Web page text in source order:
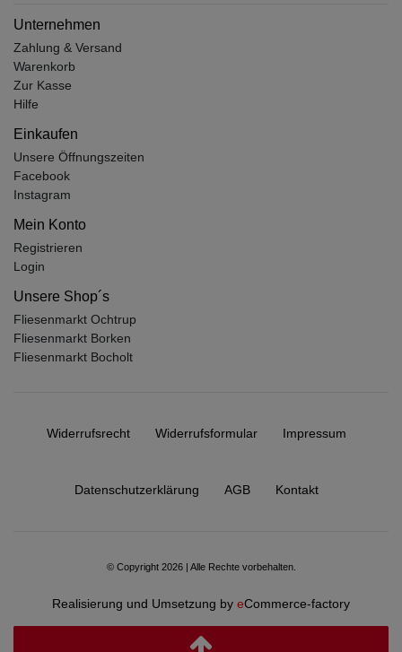
Unternehmen
Zahlung & Versand
Warenkorb
Zur Kasse
Hilfe
Einkaufen
Unsere Öffnungszeiten
Facebook
Instagram
Mein Konto
Registrieren
Login
Unsere Shop´s
Fliesenmarkt Ochtrup
Fliesenmarkt Borken
Fliesenmarkt Bocholt
Widerrufs­recht Widerrufs­formular Impressum
Daten­schutz­erklärung AGB Kontakt
© Copyright 2026 | Alle Rechte vorbehalten.
Realisierung und Umsetzung by eCommerce-factory